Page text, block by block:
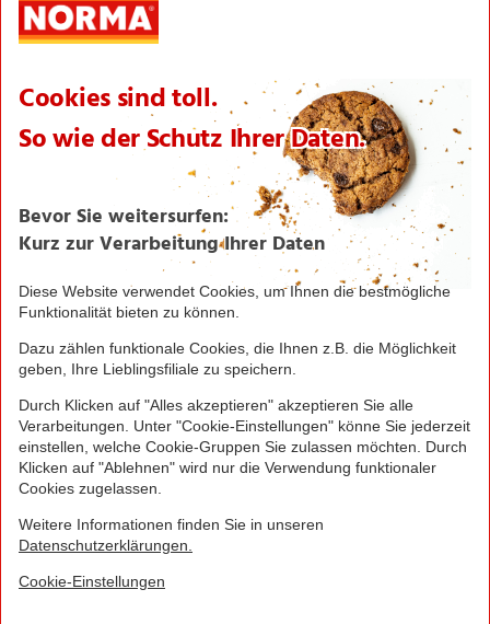
Logistik
Filialnetz
Karriere
Verantwortung/CSR
NORMA News
Seite drucken
Nach oben
Greifen Sie schnell zu! Alle angegebenen Preise in
Irrtümer durch Schreib-, Programmier- und
Datenübertragungsfehler sind vorbehalten.
© 2016 - 2026 NORMA Lebensmittelfilialbetrieb
Stiftung & Co. KG
Sitemap Kontakt
Barrierefreiheitserklärung Compliance